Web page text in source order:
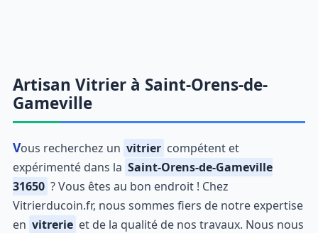
Artisan Vitrier à Saint-Orens-de-
Gameville
Vous recherchez un vitrier compétent et
expérimenté dans la Saint-Orens-de-Gameville
31650 ? Vous êtes au bon endroit ! Chez
Vitrierducoin.fr, nous sommes fiers de notre expertise
en vitrerie et de la qualité de nos travaux. Nous nous